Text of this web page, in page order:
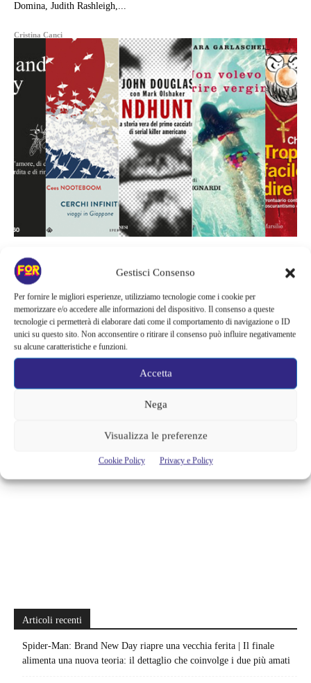
Gestisci Consenso
Per fornire le migliori esperienze, utilizziamo tecnologie come i cookie per
memorizzare e/o accedere alle informazioni del dispositivo. Il consenso a queste
tecnologie ci permetterà di elaborare dati come il comportamento di navigazione o ID
unici su questo sito. Non acconsentire o ritirare il consenso può influire negativamente
su alcune caratteristiche e funzioni.
Accetta
Nega
Visualizza le preferenze
Cookie Policy Privacy e Policy
Domina, Judith Rashleigh,...
Cristina Canci
Libri
LIBRI: LE 5 NOVITÀ DI MARZO
Marzo è arrivato, anticamera della Primavera ad anticipare la bella
stagione delle letture. Ecco la selezione delle novità in libreria. "Milk
and home" Rupi Kaur (Tre60) Per 9 mesi ai vertici della classifica del
New York Times con oltre un milione di copie vendute, "Milk and
home" di Rupi Kaur (Tre60) è una raccolta di testi di amore, perdita,
Articoli recenti
Spider-Man: Brand New Day riapre una vecchia ferita | Il finale
alimenta una nuova teoria: il dettaglio che coinvolge i due più amati